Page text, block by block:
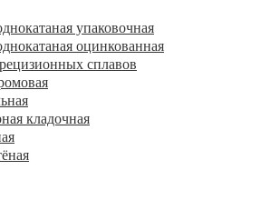
упаковочная
оцинкованная
сплавов
кладочная